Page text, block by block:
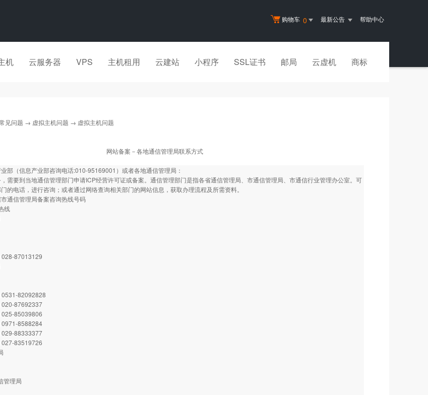
购物车 0 最新公告 帮助中心
机 云服务器 VPS 主机租用 云建站 小程序 SSL证书 邮局 云虚机 商标
见问题 → 虚拟主机问题 → 虚拟主机问题
网站备案－各地通信管理局联系方式
部（信息产业部咨询电话:010-95169001）或者各地通信管理局：
需要到当地通信管理部门申请ICP经营许可证或备案。通信管理部门是指各省通信管理局、市通信管理局、市通信行业管理办公室。可
的电话，进行咨询；或者通过网络查询相关部门的网站信息，获取办理流程及所需资料。
通信管理局备案咨询热线号码
线
028-87013129
0531-82092828
020-87692337
025-85039806
0971-8588284
029-88333377
027-83519726
管理局